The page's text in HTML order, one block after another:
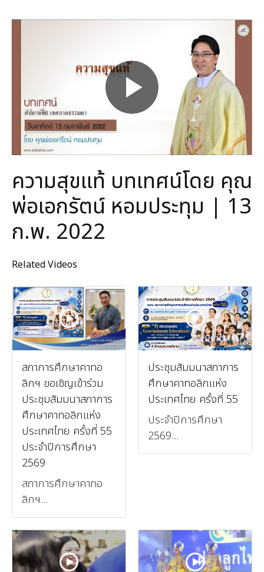
ความสุขแท้ บทเทศน์โดย คุณ
พ่อเอกรัตน์ หอมประทุม | 13
ก.พ. 2022
Related Videos
สภาการศึกษาคาทอ
ลิกฯ ขอเชิญเข้าร่วม
ประชุมสัมมนาสภาการ
ศึกษาคาทอลิกแห่ง
ประเทศไทย ครั้งที่ 55
ประจำปีการศึกษา
2569
สภาการศึกษาคาทอ
ลิกฯ...
ประชุมสัมมนาสภาการ
ศึกษาคาทอลิกแห่ง
ประเทศไทย ครั้งที่ 55
ประจำปีการศึกษา
2569...